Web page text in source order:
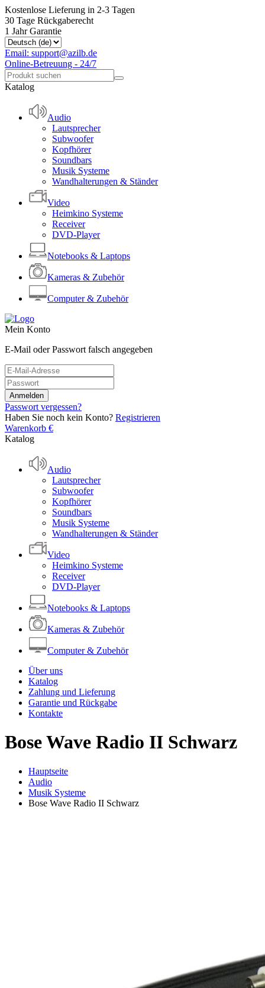
Kostenlose Lieferung in 2-3 Tagen
30 Tage Rückgaberecht
1 Jahr Garantie
Email: support@azilb.de
Online-Betreuung - 24/7
Katalog
Audio
Lautsprecher
Subwoofer
Kopfhörer
Soundbars
Musik Systeme
Wandhalterungen & Ständer
Video
Heimkino Systeme
Receiver
DVD-Player
Notebooks & Laptops
Kameras & Zubehör
Computer & Zubehör
Mein Konto
E-Mail oder Passwort falsch angegeben
Passwort vergessen?
Haben Sie noch kein Konto? Registrieren
Warenkorb €
Katalog
Audio
Lautsprecher
Subwoofer
Kopfhörer
Soundbars
Musik Systeme
Wandhalterungen & Ständer
Video
Heimkino Systeme
Receiver
DVD-Player
Notebooks & Laptops
Kameras & Zubehör
Computer & Zubehör
Über uns
Katalog
Zahlung und Lieferung
Garantie und Rückgabe
Kontakte
Bose Wave Radio II Schwarz
Hauptseite
Audio
Musik Systeme
Bose Wave Radio II Schwarz